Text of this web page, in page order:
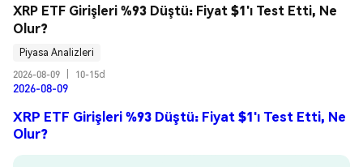
XRP ETF Girişleri %93 Düştü: Fiyat $1'ı Test Etti, Ne
Olur?
Piyasa Analizleri
2026-08-09
10-15d
2026-08-09
XRP ETF Girişleri %93 Düştü: Fiyat $1'ı Test Etti, Ne
Olur?